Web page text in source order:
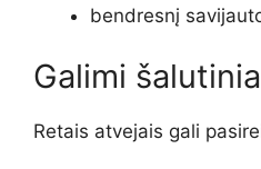
bendresnį
Galimi
Retais atvejais gali